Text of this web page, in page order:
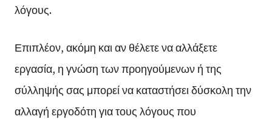
λόγους.
Επιπλέον, ακόμη και αν θέλετε να αλλάξετε
εργασία, η γνώση των προηγούμενων ή της
σύλληψής σας μπορεί να καταστήσει δύσκολη την
αλλαγή εργοδότη για τους λόγους που